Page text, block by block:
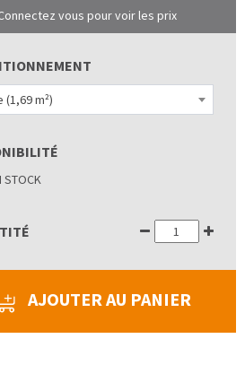
vous pour voir les prix
(1,69 m²)
STOCK
AJOUTER AU PANIER